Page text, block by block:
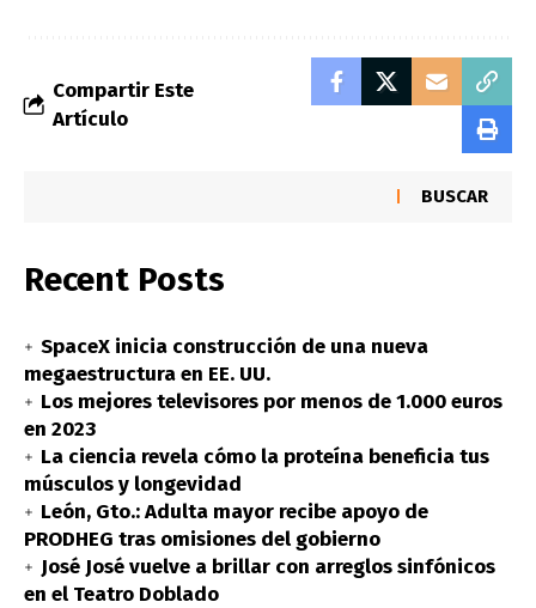
Compartir Este
Artículo
BUSCAR
Recent Posts
SpaceX inicia construcción de una nueva
megaestructura en EE. UU.
Los mejores televisores por menos de 1.000 euros
en 2023
La ciencia revela cómo la proteína beneficia tus
músculos y longevidad
León, Gto.: Adulta mayor recibe apoyo de
PRODHEG tras omisiones del gobierno
José José vuelve a brillar con arreglos sinfónicos
en el Teatro Doblado